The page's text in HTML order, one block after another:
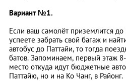
Вариант №1.
Если ваш самолёт приземлится до
успеете забрать свой багаж и
автобус до Паттайи, то тогда
батов. Запоминаем, первый этаж
место откуда идут бюджетные
Паттайю, но и на Ко Чанг, в Районг.